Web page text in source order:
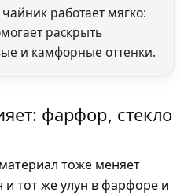
работает мягко:
раскрыть
и камфорные оттенки.
фарфор, стекло
тоже меняет
и тот же улун в фарфоре и